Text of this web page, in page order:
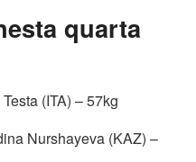
quarta
(ITA) – 57kg
Nurshayeva (KAZ) –